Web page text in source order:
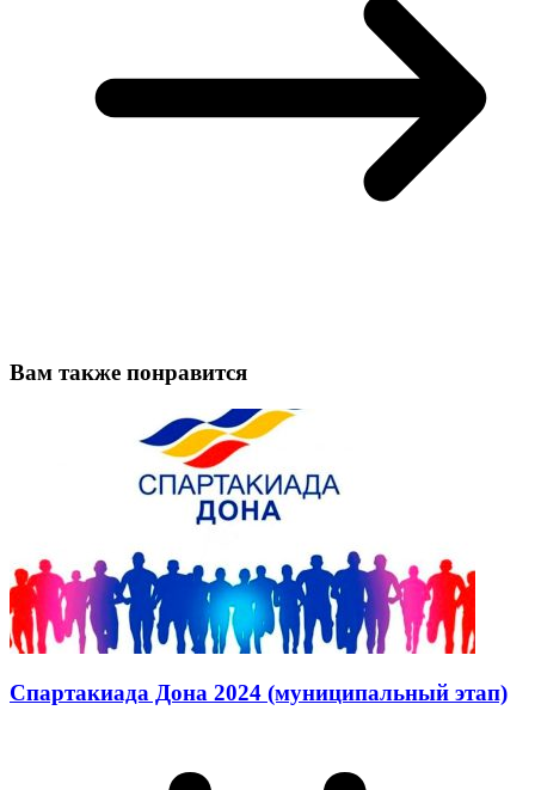
Вам также понравится
Спартакиада Дона 2024 (муниципальный этап)